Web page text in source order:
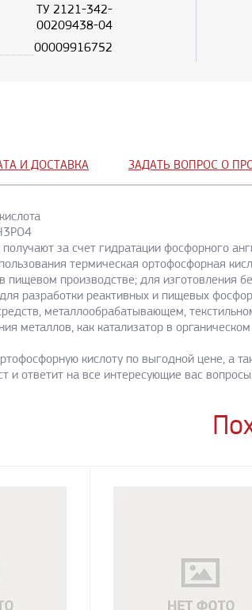
ТУ 2121-342-
00209438-04
00009916752
И ДОСТАВКА ЗАДАТЬ ВОПРОС О
за счет гидратации фосфорного
термическая ортофосфорная
пищевом производстве; для изготовления
разработки реактивных и пищевых
металлообрабатывающем,
металлов, как катализатор в органическом
кислоту по выгодной цене, а
и ответит на все интересующие вас вопросы.